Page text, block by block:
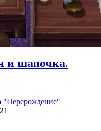
и шапочка.
"Перерождение"